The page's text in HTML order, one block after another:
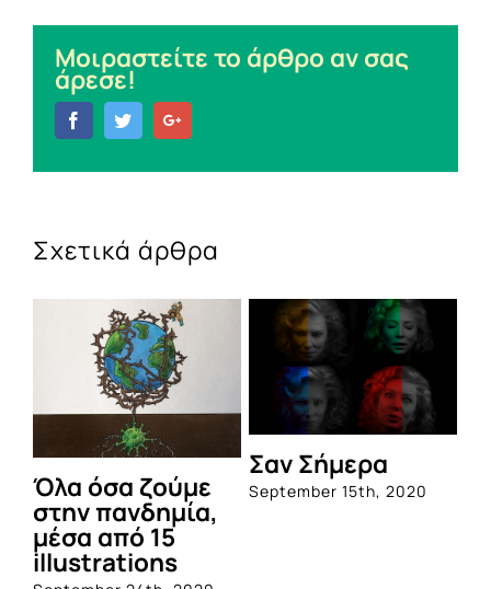
Μοιραστείτε το άρθρο αν σας
άρεσε!
FacebookTwitter
Σχετικά άρθρα
Όλα όσα ζούμε
στην πανδημία,
μέσα από 15
illustrations
Σαν Σήμερα
September 15th, 2020